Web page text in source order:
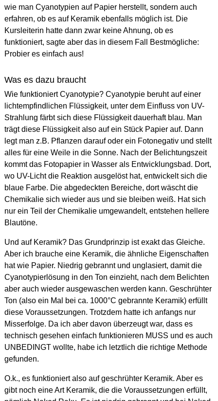
wie man Cyanotypien auf Papier herstellt, sondern auch
erfahren, ob es auf Keramik ebenfalls möglich ist. Die
Kursleiterin hatte dann zwar keine Ahnung, ob es
funktioniert, sagte aber das in diesem Fall Bestmögliche:
Probier es einfach aus!
Was es dazu braucht
Wie funktioniert Cyanotypie? Cyanotypie beruht auf einer
lichtempfindlichen Flüssigkeit, unter dem Einfluss von UV-
Strahlung färbt sich diese Flüssigkeit dauerhaft blau. Man
trägt diese Flüssigkeit also auf ein Stück Papier auf. Dann
legt man z.B. Pflanzen darauf oder ein Fotonegativ und stellt
alles für eine Weile in die Sonne. Nach der Belichtungszeit
kommt das Fotopapier in Wasser als Entwicklungsbad. Dort,
wo UV-Licht die Reaktion ausgelöst hat, entwickelt sich die
blaue Farbe. Die abgedeckten Bereiche, dort wäscht die
Chemikalie sich wieder aus und sie bleiben weiß. Hat sich
nur ein Teil der Chemikalie umgewandelt, entstehen hellere
Blautöne.
Und auf Keramik? Das Grundprinzip ist exakt das Gleiche.
Aber ich brauche eine Keramik, die ähnliche Eigenschaften
hat wie Papier. Niedrig gebrannt und unglasiert, damit die
Cyanotypierlösung in den Ton einzieht, nach dem Belichten
aber auch wieder ausgewaschen werden kann. Geschrühter
Ton (also ein Mal bei ca. 1000°C gebrannte Keramik) erfüllt
diese Voraussetzungen. Trotzdem hatte ich anfangs nur
Misserfolge. Da ich aber davon überzeugt war, dass es
technisch gesehen einfach funktionieren MUSS und es auch
UNBEDINGT wollte, habe ich letztlich die richtige Methode
gefunden.
O.k., es funktioniert also auf geschrühter Keramik. Aber es
gibt noch eine Art Keramik, die die Voraussetzungen erfüllt,